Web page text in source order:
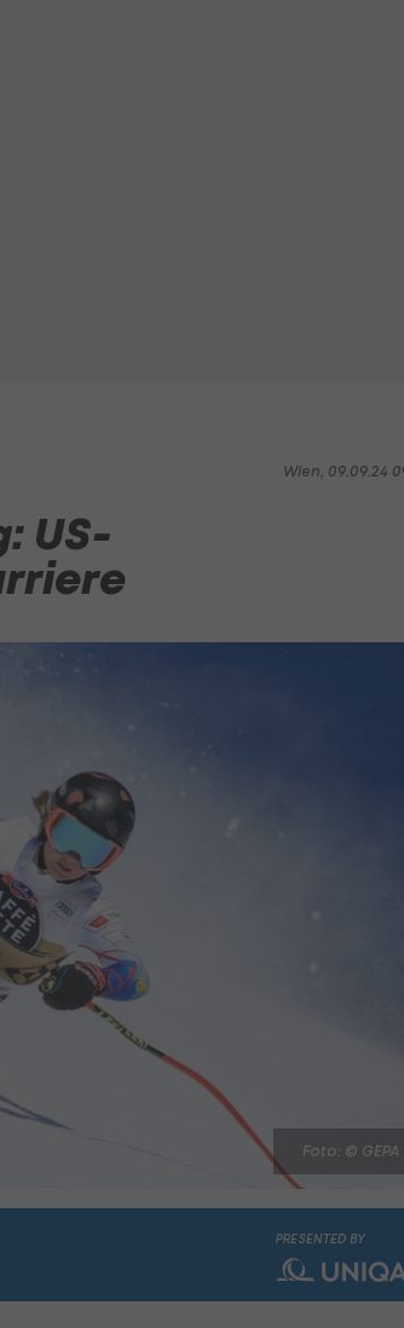
Wien, 09.09.24
US-
Foto: © GEPA
PRESENTED BY